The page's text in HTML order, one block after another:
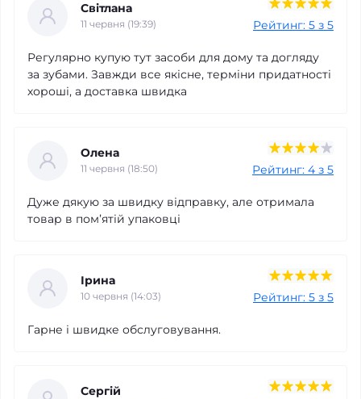
Світлана
11 червня (19:39) Рейтинг: 5 з 5
Регулярно купую тут засоби для дому та догляду
за зубами. Завжди все якісне, терміни придатності
хороші, а доставка швидка
Олена
11 червня (18:50) Рейтинг: 4 з 5
Дуже дякую за швидку відправку, але отримала
товар в помʼятій упаковці
Ірина
10 червня (14:03) Рейтинг: 5 з 5
Гарне і швидке обслуговування.
Сергій